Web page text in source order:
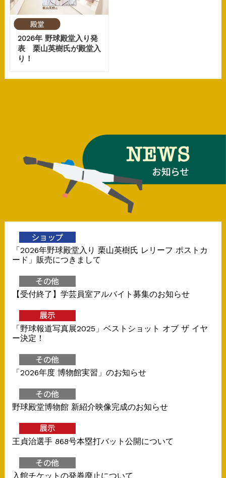
2026年 野球殿堂入り発
表 栗山英樹氏が殿堂入
り！
「2026年野球殿堂入り 栗山英樹氏 レリーフ ポストカ
ード」販売につきまして
【受付終了】学芸員室アルバイト募集のお知らせ
「野球報道写真展2025」ベストショット オブ ザ イヤ
ー決定！
「2026年度 博物館実習」のお知らせ
野球殿堂博物館 新紹介映像完成のお知らせ
王貞治選手 868号本塁打バット公開について
入館チケットの発券廃止について